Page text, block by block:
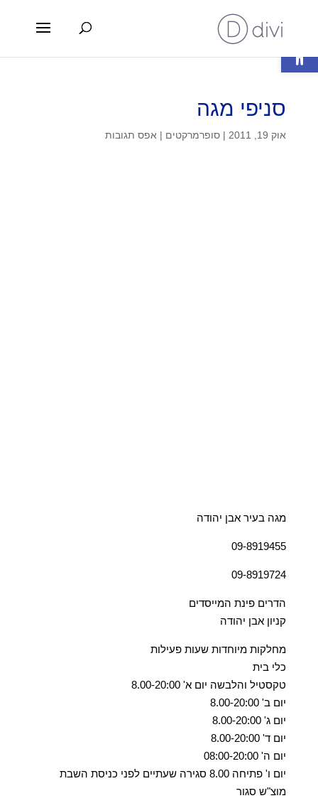
סניפי מגה
אוק 19, 2011 | סופרמרקטים | אפס תגובות
מגה בעיר אבן יהודה
09-8919455
09-8919724
הדרים פינת המייסדים
קניון אבן יהודה
מחלקות מיוחדות שעות פעילות
כלי בית
טקסטיל והלבשה יום א' 8.00-20:00
יום ב' 8.00-20:00
יום ג' 8.00-20:00
יום ד' 8.00-20:00
יום ה' 08:00-20:00
יום ו' פתיחה 8.00 סגירה שעתיים לפני כניסת השבת
מוצ"ש סגור
פתח סרגל נגישות